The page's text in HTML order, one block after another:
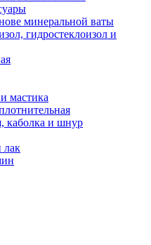
минеральной ваты
гидростеклоизол и
мастика
каболка и шнур
лак